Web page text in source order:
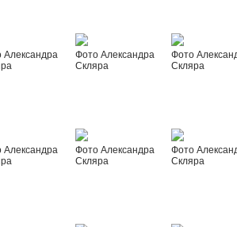
Александра
Фото Александра
Скляра
Фото
Скляра
Александра
Фото Александра
Скляра
Фото
Скляра